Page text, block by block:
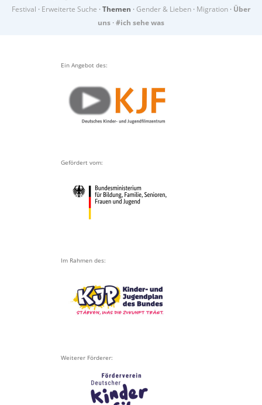
Festival · Erweiterte Suche · Themen · Gender & Lieben · Migration · Über
uns · #ich sehe was
Ein Angebot des:
Gefördert vom:
Im Rahmen des:
Weiterer Förderer: